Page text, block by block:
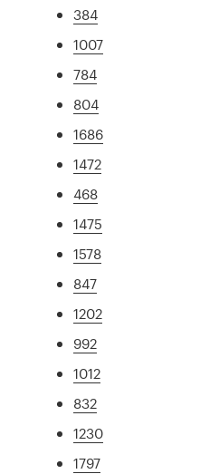
384
1007
784
804
1686
1472
468
1475
1578
847
1202
992
1012
832
1230
1797